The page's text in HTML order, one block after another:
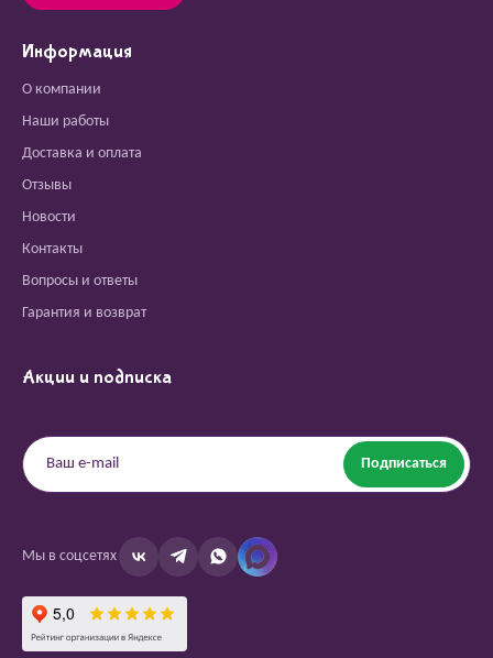
Информация
О компании
Наши работы
Доставка и оплата
Отзывы
Новости
Контакты
Вопросы и ответы
Гарантия и возврат
Акции и подписка
Подписаться
Мы в соцсетях